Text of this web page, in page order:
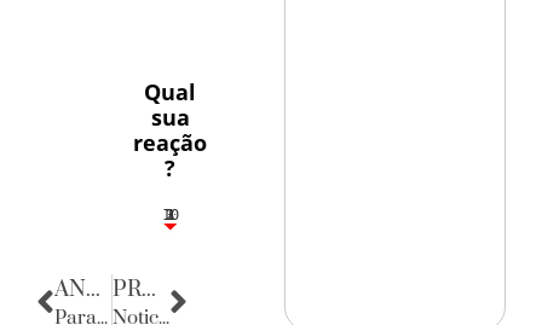
Qual
sua
reação
?
3
1
1
2
10
ANTERIOR
Parabéns
PRÓXIMA
Noticias da Bahia